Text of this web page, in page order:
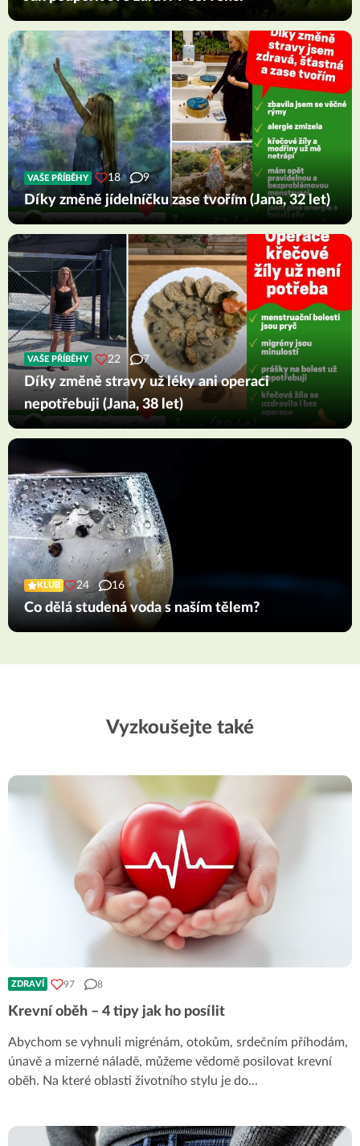
VAŠE PŘÍBĚHY 18 9
Díky změně jídelníčku zase tvořím (Jana, 32 let)
VAŠE PŘÍBĚHY 22 7
Díky změně stravy už léky ani operaci
nepotřebuji (Jana, 38 let)
KLUB 24 16
Co dělá studená voda s naším tělem?
Vyzkoušejte také
ZDRAVÍ 97 8
Krevní oběh – 4 tipy jak ho posílit
Abychom se vyhnuli migrénám, otokům, srdečním příhodám,
únavě a mizerné náladě, můžeme vědomě posilovat krevní
oběh. Na které oblasti životního stylu je do...